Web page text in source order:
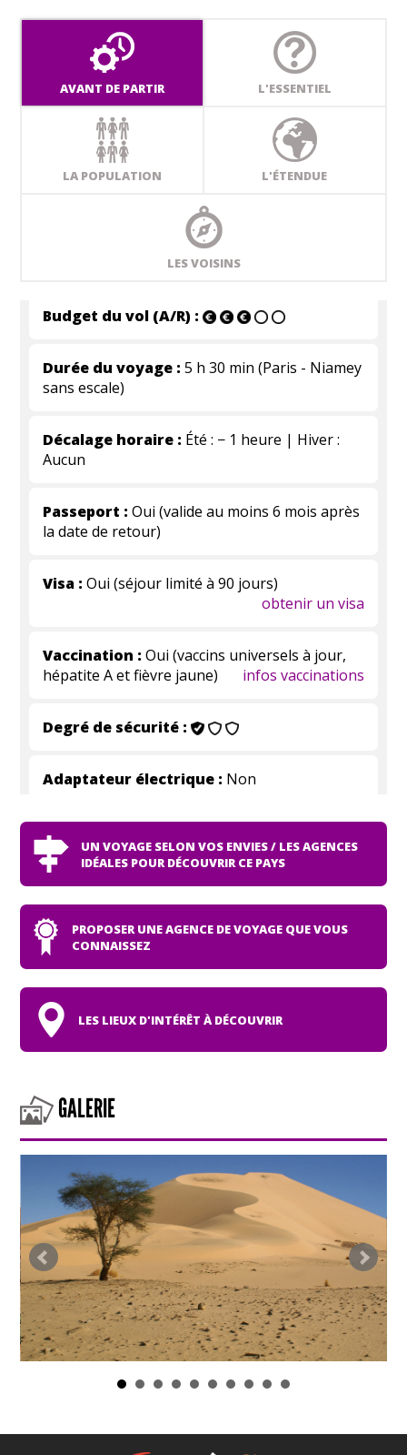
AVANT DE PARTIR L'ESSENTIEL
LA POPULATION L'ÉTENDUE
LES VOISINS
Budget du vol (A/R) :
Durée du voyage : 5 h 30 min (Paris - Niamey
sans escale)
Décalage horaire : Été : − 1 heure | Hiver :
Aucun
Passeport : Oui (valide au moins 6 mois après
la date de retour)
Visa : Oui (séjour limité à 90 jours)
obtenir un visa
Vaccination : Oui (vaccins universels à jour,
hépatite A et fièvre jaune)
infos vaccinations
Degré de sécurité :
Adaptateur électrique : Non
UN VOYAGE SELON VOS ENVIES / LES AGENCES
IDÉALES POUR DÉCOUVRIR CE PAYS
PROPOSER UNE AGENCE DE VOYAGE QUE VOUS
CONNAISSEZ
LES LIEUX D'INTÉRÊT À DÉCOUVRIR
GALERIE